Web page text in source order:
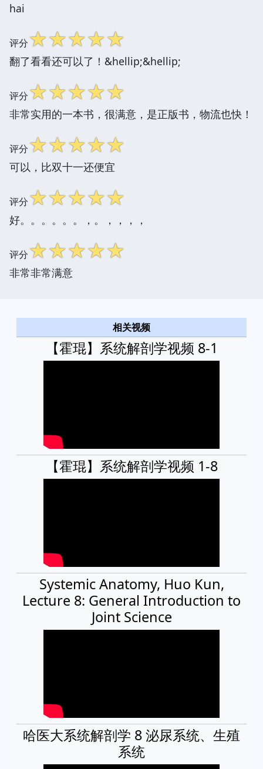
hai
评分☆☆☆☆☆
翻了看看还可以了！&hellip;&hellip;
评分☆☆☆☆☆
非常实用的一本书，很满意，是正版书，物流也快！
评分☆☆☆☆☆
可以，比双十一还便宜
评分☆☆☆☆☆
好。。。。。。，。，，，，
评分☆☆☆☆☆
非常非常满意
相关视频
【霍琨】系统解剖学视频 8-1
【霍琨】系统解剖学视频 1-8
Systemic Anatomy, Huo Kun,
Lecture 8: General Introduction to
Joint Science
哈医大系统解剖学 8 泌尿系统、生殖
系统